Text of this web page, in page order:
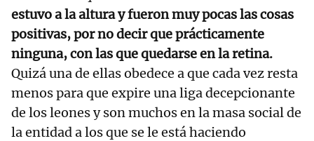
estuvo a la altura y fueron muy pocas las cosas
positivas, por no decir que prácticamente
ninguna, con las que quedarse en la retina.
Quizá una de ellas obedece a que cada vez resta
menos para que expire una liga decepcionante
de los leones y son muchos en la masa social de
la entidad a los que se le está haciendo